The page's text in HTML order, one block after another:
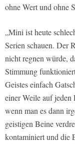
ohne Wert und ohne
„Mini ist heute
Serien schauen. Der
nicht regnen würde,
Stimmung
Geistes einfach
einer Weile auf jeden
wenn man es dann
geistigen Beine
kontaminiert und die